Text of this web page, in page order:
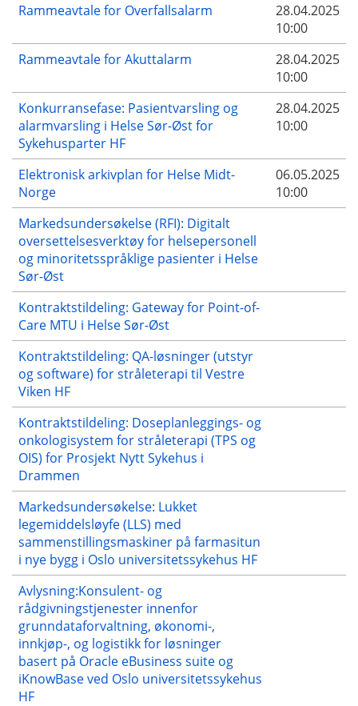
Rammeavtale for Overfallsalarm
28.04.2025
10:00
Rammeavtale for Akuttalarm
28.04.2025
10:00
Konkurransefase: Pasientvarsling og
alarmvarsling i Helse Sør-Øst for
Sykehusparter HF
28.04.2025
10:00
Elektronisk arkivplan for Helse Midt-
Norge
06.05.2025
10:00
Markedsundersøkelse (RFI): Digitalt
oversettelsesverktøy for helsepersonell
og minoritetsspråklige pasienter i Helse
Sør-Øst
Kontraktstildeling: Gateway for Point-of-
Care MTU i Helse Sør-Øst
Kontraktstildeling: QA-løsninger (utstyr
og software) for stråleterapi til Vestre
Viken HF
Kontraktstildeling: Doseplanleggings- og
onkologisystem for stråleterapi (TPS og
OIS) for Prosjekt Nytt Sykehus i
Drammen
Markedsundersøkelse: Lukket
legemiddelsløyfe (LLS) med
sammenstillingsmaskiner på farmasitun
i nye bygg i Oslo universitetssykehus HF
Avlysning:Konsulent- og
rådgivningstjenester innenfor
grunndataforvaltning, økonomi-,
innkjøp-, og logistikk for løsninger
basert på Oracle eBusiness suite og
iKnowBase ved Oslo universitetssykehus
HF